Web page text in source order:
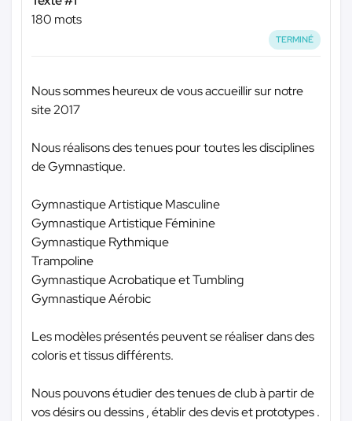
180 mots
TERMINÉ
Nous sommes heureux de vous accueillir sur notre
site 2017
Nous réalisons des tenues pour toutes les disciplines
de Gymnastique.
Gymnastique Artistique Masculine
Gymnastique Artistique Féminine
Gymnastique Rythmique
Trampoline
Gymnastique Acrobatique et Tumbling
Gymnastique Aérobic
Les modèles présentés peuvent se réaliser dans des
coloris et tissus différents.
Nous pouvons étudier des tenues de club à partir de
vos désirs ou dessins , établir des devis et prototypes .